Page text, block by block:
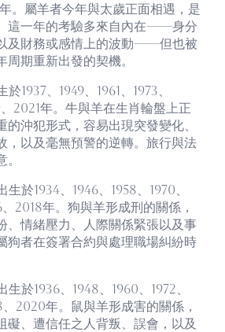
。屬羊者今年與太歲正面相遇，是
這一年的考驗多來自內在——身分
及財務或感情上的波動——但也被
期重新出發的契機。
1937、1949、1961、1973、
2021年。牛與羊在生肖輪盤上正
的沖犯形式，容易出現突發變化、
，以及毫無預警的逆轉。旅行與法
於1934、1946、1958、1970、
2018年。狗與羊形成刑的關係，
、情緒壓力、人際關係緊張以及事
狗者在簽署合約與處理職場糾紛時
於1936、1948、1960、1972、
2020年。鼠與羊形成害的關係，
礙、遭信任之人背叛、誤會，以及